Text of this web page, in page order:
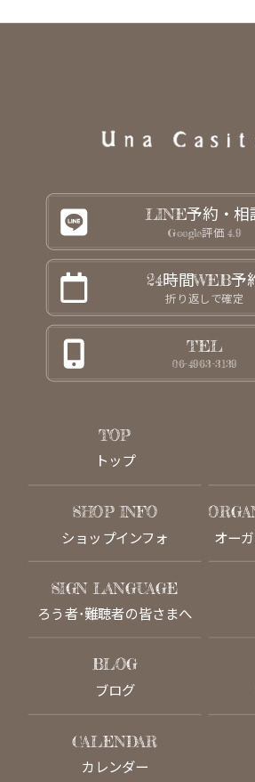
LINE予約・相
Google評価 4.9
24時間WEB予
折り返しで確定
TEL
06-4963-3139
TOP
トップ
SHOP INFO
ショップインフォ オー
SIGN LANGUAGE
ろう者･難聴者の皆さまへ
BLOG
ブログ
CALENDAR
カレンダー